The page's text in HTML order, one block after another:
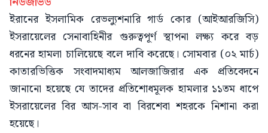
ইরানের ইসলামিক রেভল্যুশনারি গার্ড কোর (আইআরজিসি)
ইসরায়েলের সেনাবাহিনীর গুরুত্বপূর্ণ স্থাপনা লক্ষ্য করে বড়
ধরনের হামলা চালিয়েছে বলে দাবি করেছে। সোমবার (০২ মার্চ)
কাতারভিত্তিক সংবাদমাধ্যম আলজাজিরার এক প্রতিবেদনে
জানানো হয়েছে যে তাদের প্রতিশোধমূলক হামলার ১১তম ধাপে
ইসরায়েলের বির আস-সাব বা বিরশেবা শহরকে নিশানা করা
হয়েছে।